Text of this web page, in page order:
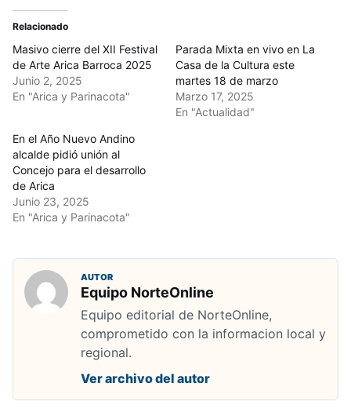
Relacionado
Masivo cierre del XII Festival
de Arte Arica Barroca 2025
Junio 2, 2025
En "Arica y Parinacota"
Parada Mixta en vivo en La
Casa de la Cultura este
martes 18 de marzo
Marzo 17, 2025
En "Actualidad"
En el Año Nuevo Andino
alcalde pidió unión al
Concejo para el desarrollo
de Arica
Junio 23, 2025
En "Arica y Parinacota"
AUTOR
Equipo NorteOnline
Equipo editorial de NorteOnline,
comprometido con la informacion local y
regional.
Ver archivo del autor